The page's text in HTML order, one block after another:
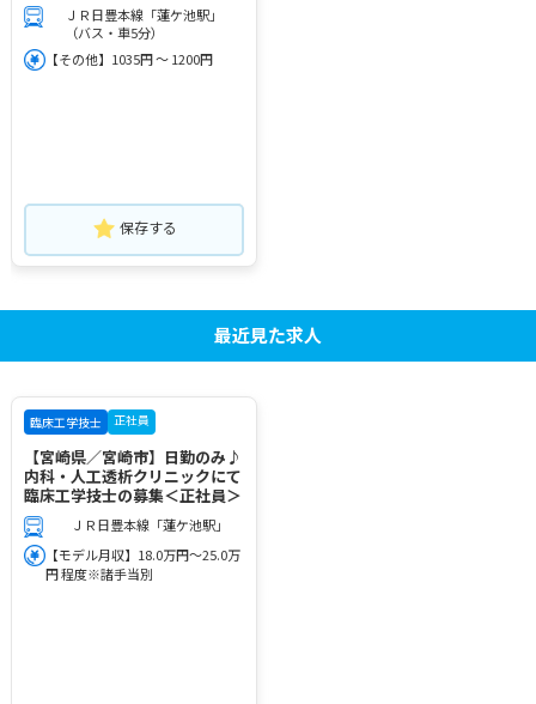
ＪＲ日豊本線「蓮ケ池駅」
（バス・車5分）
【その他】1035円 ～ 1200円
保存する
最近見た求人
臨床工学技士 正社員
【宮崎県／宮崎市】日勤のみ♪
内科・人工透析クリニックにて
臨床工学技士の募集＜正社員＞
ＪＲ日豊本線「蓮ケ池駅」
【モデル月収】18.0万円～25.0万
円 程度※諸手当別